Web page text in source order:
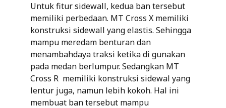
Untuk fitur sidewall, kedua ban tersebut
memiliki perbedaan. MT Cross X memiliki
konstruksi sidewall yang elastis. Sehingga
mampu meredam benturan dan
menambahdaya traksi ketika di gunakan
pada medan berlumpur. Sedangkan MT
Cross R memiliki konstruksi sidewal yang
lentur juga, namun lebih kokoh. Hal ini
membuat ban tersebut mampu